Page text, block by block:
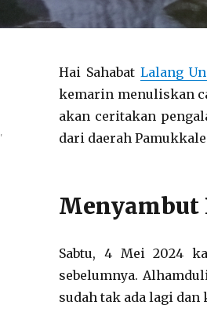
Hai Sahabat Lalang
kemarin menuliskan
akan ceritakan
dari daerah
Menyambut
Sabtu, 4 Mei 2024
sebelumnya.
sudah tak ada lagi